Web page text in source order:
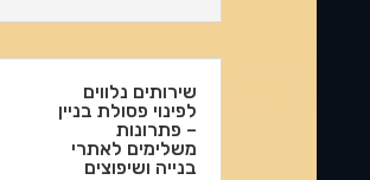
שירותים נלווים
לפינוי פסולת בניין
– פתרונות
משלימים לאתרי
בנייה ושיפוצים